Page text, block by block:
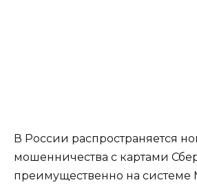
В России распространяется
мошенничества с картами
преимущественно на системе